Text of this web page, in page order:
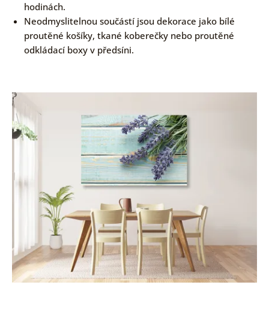
hodinách.
Neodmyslitelnou součástí jsou dekorace jako bílé
proutěné košíky, tkané koberečky nebo proutěné
odkládací boxy v předsíni.